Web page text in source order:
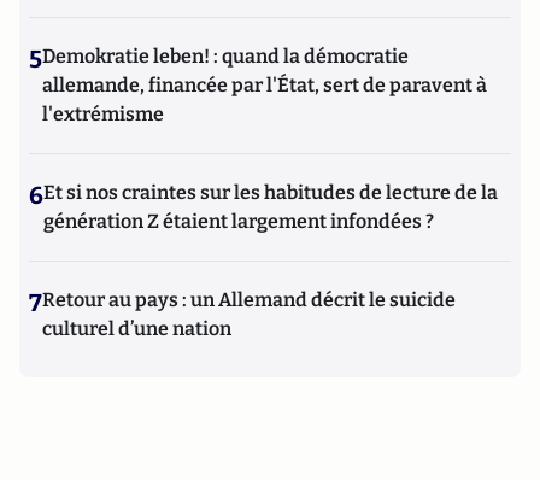
5Demokratie leben! : quand la démocratie
allemande, financée par l'État, sert de paravent à
l'extrémisme
6Et si nos craintes sur les habitudes de lecture de la
génération Z étaient largement infondées ?
7Retour au pays : un Allemand décrit le suicide
culturel d’une nation